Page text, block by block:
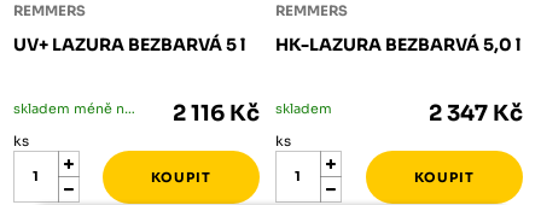
REMMERS
UV+ LAZURA BEZBARVÁ 5 l
skladem méně než 5 ks 2 116 Kč
ks
REMMERS
HK-LAZURA BEZBARVÁ 5,0 l
skladem 2 347 Kč
ks